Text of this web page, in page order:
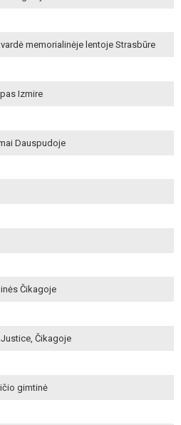
memorialinėje lentoje Strasbūre
Izmire
Dauspudoje
Čikagoje
Čikagoje
gimtinė